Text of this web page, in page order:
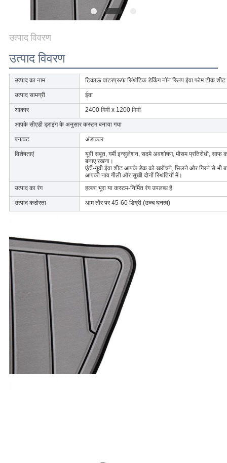
साइटमैप
PRIVACY
POLICY
उत्पाद विवरण
उत्पाद विवरण
उत्पाद का नाम टिकाऊ वाटरप्रूफ सिंथेटिक डेकिंग नॉन स्लिप ईवा फोम टीक शीट
उत्पाद सामग्री ईवा
आकार 2400 मिमी x 1200 मिमी
आपके सीएडी ड्राइंग के अनुसार कस्टम बनाया गया
बनावट अंडाकार
विशेषताएं
यूवी सबूत, गर्मी इन्सुलेशन, सदमे अवशोषण, मौसम प्रतिरोधी,
बनाए रखना।
एंटी-यूवी ईवा शीट आपके डेक को खरोंचने, छिलने और गिरने से भी
आपकी नाव गीली और सूखी दोनों स्थितियों में।
उत्पाद का रंग
हल्का भूरा या कस्टम-निर्मित रंग उपलब्ध है
उत्पाद कठोरता आम तौर पर 45-60 डिग्री (उच्च घनत्व)